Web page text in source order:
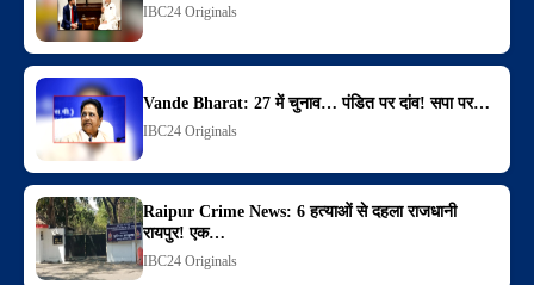
IBC24 Originals
Vande Bharat: 27 में चुनाव… पंडित पर दांव! सपा पर…
IBC24 Originals
Raipur Crime News: 6 हत्याओं से दहला राजधानी
रायपुर! एक…
IBC24 Originals